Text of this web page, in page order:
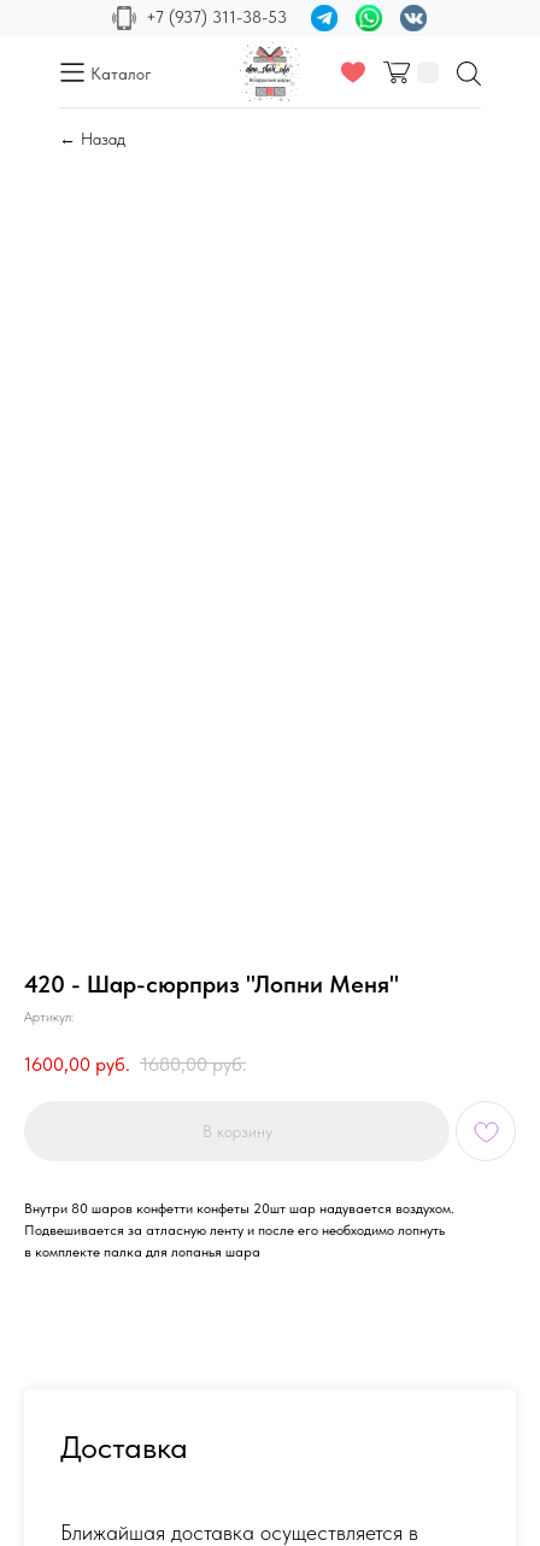
+7 (937) 311-38-53
Каталог
← Назад
420 - Шар-сюрприз "Лопни Меня"
Артикул:
1600,00 руб. 1680,00 руб.
В корзину
Внутри 80 шаров конфетти конфеты 20шт шар надувается воздухом.
Подвешивается за атласную ленту и после его необходимо лопнуть
в комплекте палка для лопанья шара
Доставка
Ближайшая доставка осуществляется в